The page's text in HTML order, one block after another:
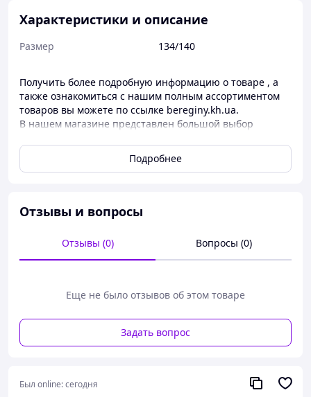
Характеристики и описание
Размер 134/140
Получить более подробную информацию о товаре , а
также ознакомиться с нашим полным ассортиментом
товаров вы можете по ссылке bereginy.kh.ua.
В нашем магазине представлен большой выбор
Купити Купальник на швах для дівчинки «Щенячий
патруль» (122/128, 134/140) в інтернет-магазині
Купальник на швах для дівчинки «Щенячий патруль»
Склад: 80% поліестер, 20% еластан
Подробнее
Отзывы и вопросы
Отзывы (0) Вопросы (0)
Еще не было отзывов об этом товаре
Задать вопрос
Был online:сегодня